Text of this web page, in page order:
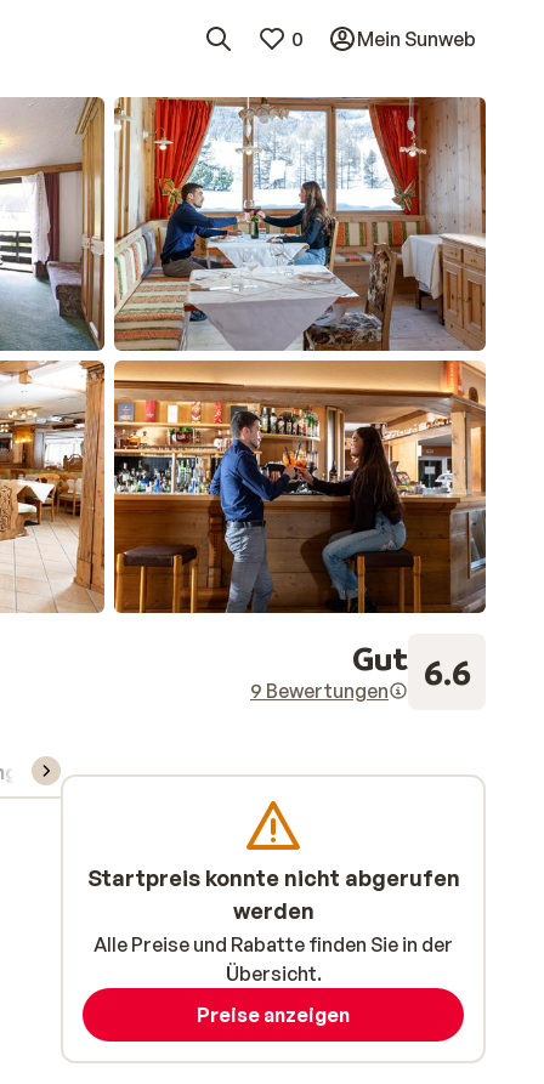
0 Mein Sunweb
Gut
9 Bewertungen 6.6
Skipass/Kurse/Material
Startpreis konnte nicht abgerufen
werden
Alle Preise und Rabatte finden Sie in der
Übersicht.
Preise anzeigen